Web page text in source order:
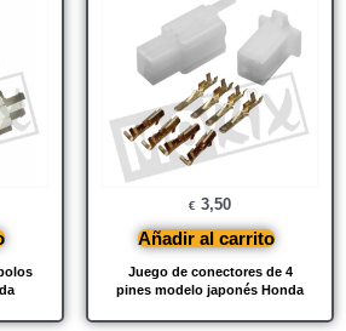
Juego de conectores de 4
pines modelo japonés Honda
€ 3,50
Añadir al carrito